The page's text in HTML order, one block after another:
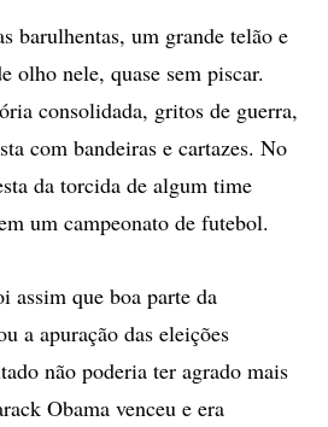
compartilhamento
barulhentas, um grande telão e
olho nele, quase sem piscar.
consolidada, gritos de guerra,
com bandeiras e cartazes. No
da torcida de algum time
um campeonato de futebol.
assim que boa parte da
a apuração das eleições
não poderia ter agrado mais
Obama venceu e era